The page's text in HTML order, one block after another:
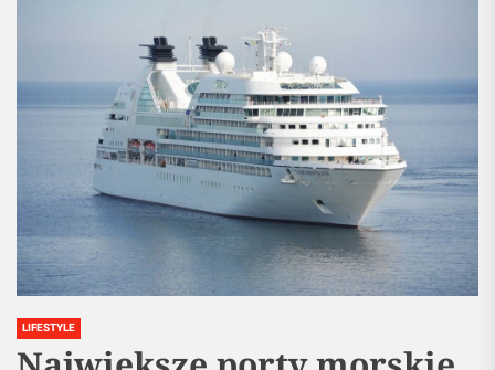
LIFESTYLE